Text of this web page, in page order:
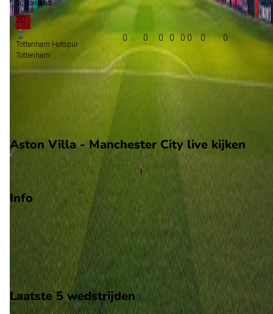
Sunderland
20
Tottenham Hotspur
Tottenham
0 0 0 0 0:0 0 0
Groepsfase Europa League
Aston Villa - Manchester City live kijken
Info
Op 24 oktober 2026 gaat Aston Villa de strijd aan met
Manchester City. De wedstrijd wordt afgetrapt om 14:00 en
wordt gespeeld in de Premier League.
Stadion: Villa Park
Scheidsrechter: Onbekend
Laatste 5 wedstrijden
H2H